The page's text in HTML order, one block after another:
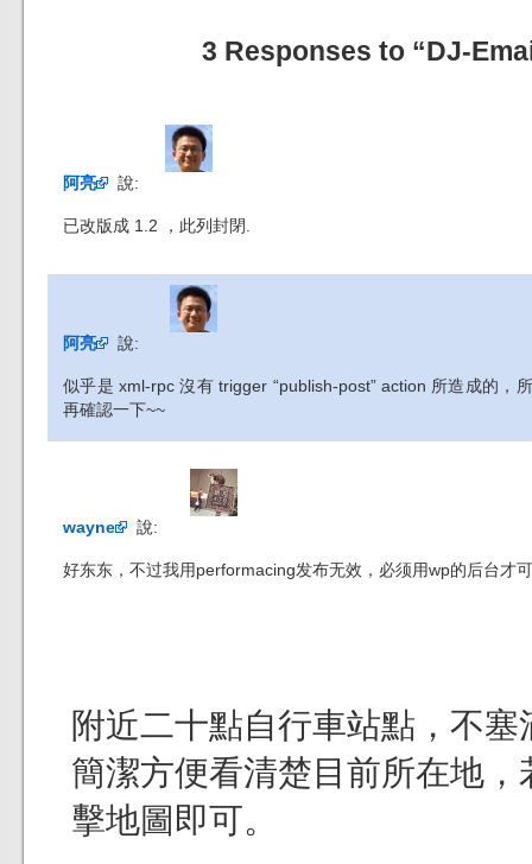
3 Responses to “DJ-
阿亮 說:
已改版成 1.2 ，此列封閉.
阿亮 說:
似乎是 xml-rpc 沒有 trigger “publish-post” action 所造成的，
再確認一下~~
wayne 說:
好东东，不过我用performacing发布无效，必须用wp的后台才
附近二十點自行車站點，不
簡潔方便看清楚目前所在地
擊地圖即可。